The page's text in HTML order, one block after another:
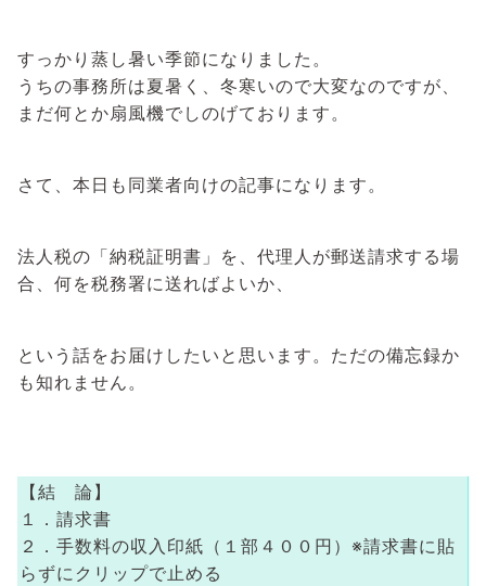
すっかり蒸し暑い季節になりました。
うちの事務所は夏暑く、冬寒いので大変なのですが、
まだ何とか扇風機でしのげております。
さて、本日も同業者向けの記事になります。
法人税の「納税証明書」を、代理人が郵送請求する場
合、何を税務署に送ればよいか、
という話をお届けしたいと思います。ただの備忘録か
も知れません。
【結 論】
１．請求書
２．手数料の収入印紙（１部４００円）※請求書に貼
らずにクリップで止める